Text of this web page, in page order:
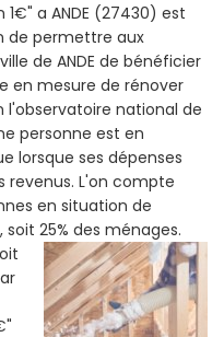
a ANDE (27430) est
de permettre aux
de ANDE de bénéficier
en mesure de rénover
l'observatoire national de
personne est en
lorsque ses dépenses
revenus. L'on compte
en situation de
25% des ménages.